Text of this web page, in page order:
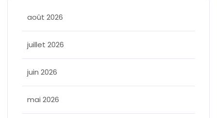
août 2026
juillet 2026
juin 2026
mai 2026